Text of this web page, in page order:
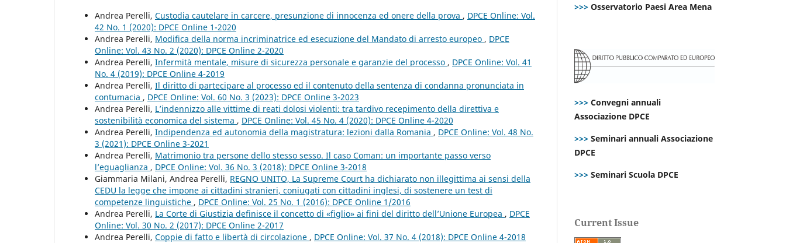
Andrea Perelli, Custodia cautelare in carcere, presunzione di innocenza ed onere della prova , DPCE Online: Vol.
42 No. 1 (2020): DPCE Online 1-2020
Andrea Perelli, Modifica della norma incriminatrice ed esecuzione del Mandato di arresto europeo , DPCE
Online: Vol. 43 No. 2 (2020): DPCE Online 2-2020
Andrea Perelli, Infermità mentale, misure di sicurezza personale e garanzie del processo , DPCE Online: Vol. 41
No. 4 (2019): DPCE Online 4-2019
Andrea Perelli, Il diritto di partecipare al processo ed il contenuto della sentenza di condanna pronunciata in
contumacia , DPCE Online: Vol. 60 No. 3 (2023): DPCE Online 3-2023
Andrea Perelli, L’indennizzo alle vittime di reati dolosi violenti: tra tardivo recepimento della direttiva e
sostenibilità economica del sistema , DPCE Online: Vol. 45 No. 4 (2020): DPCE Online 4-2020
Andrea Perelli, Indipendenza ed autonomia della magistratura: lezioni dalla Romania , DPCE Online: Vol. 48 No.
3 (2021): DPCE Online 3-2021
Andrea Perelli, Matrimonio tra persone dello stesso sesso. Il caso Coman: un importante passo verso
l’eguaglianza , DPCE Online: Vol. 36 No. 3 (2018): DPCE Online 3-2018
Giammaria Milani, Andrea Perelli, REGNO UNITO, La Supreme Court ha dichiarato non illegittima ai sensi della
CEDU la legge che impone ai cittadini stranieri, coniugati con cittadini inglesi, di sostenere un test di
competenze linguistiche , DPCE Online: Vol. 25 No. 1 (2016): DPCE Online 1/2016
Andrea Perelli, La Corte di Giustizia definisce il concetto di «figlio» ai fini del diritto dell’Unione Europea , DPCE
Online: Vol. 30 No. 2 (2017): DPCE Online 2-2017
Andrea Perelli, Coppie di fatto e libertà di circolazione , DPCE Online: Vol. 37 No. 4 (2018): DPCE Online 4-2018
>>> Osservatorio Paesi Area Mena
>>> Convegni annuali
Associazione DPCE
>>> Seminari annuali Associazione
DPCE
>>> Seminari Scuola DPCE
Current Issue